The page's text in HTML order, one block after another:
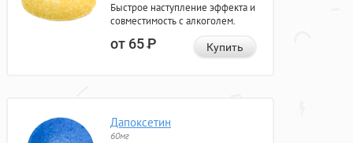
Быстрое наступление эффекта и
совместимость с алкоголем.
от 65Р Купить
Дапоксетин
60мг